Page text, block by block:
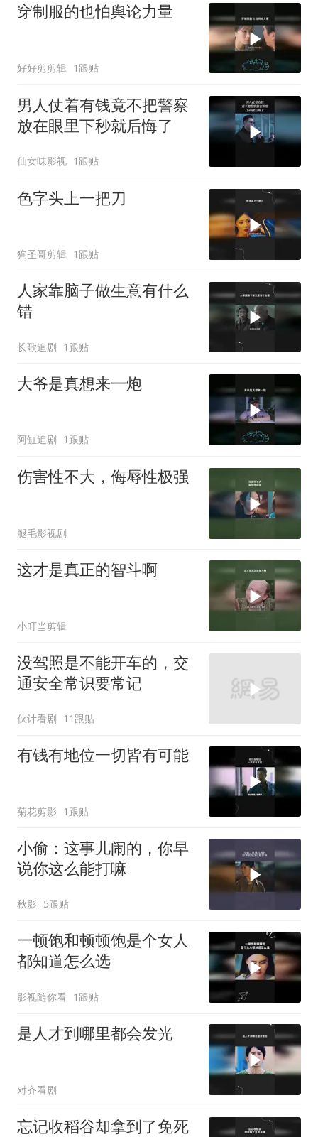
穿制服的也怕舆论力量
好好剪剪辑 1跟贴
男人仗着有钱竟不把警察
放在眼里下秒就后悔了
仙女味影视 1跟贴
色字头上一把刀
狗圣哥剪辑 1跟贴
人家靠脑子做生意有什么
错
长歌追剧 1跟贴
大爷是真想来一炮
阿缸追剧 1跟贴
伤害性不大，侮辱性极强
腿毛影视剧
这才是真正的智斗啊
小叮当剪辑
没驾照是不能开车的，交
通安全常识要常记
伙计看剧 11跟贴
有钱有地位一切皆有可能
菊花剪影 1跟贴
小偷：这事儿闹的，你早
说你这么能打嘛
秋影 5跟贴
一顿饱和顿顿饱是个女人
都知道怎么选
影视随你看 1跟贴
是人才到哪里都会发光
对齐看剧
忘记收稻谷却拿到了免死